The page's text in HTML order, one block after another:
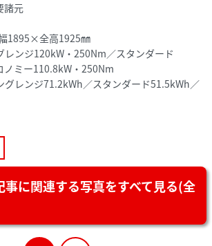
諸元
1895×全高1925㎜
レンジ120kW・250Nm／スタンダード
ミー110.8kW・250Nm
グレンジ71.2kWh／スタンダード51.5kWh／
事に関連する写真をすべて見る(全